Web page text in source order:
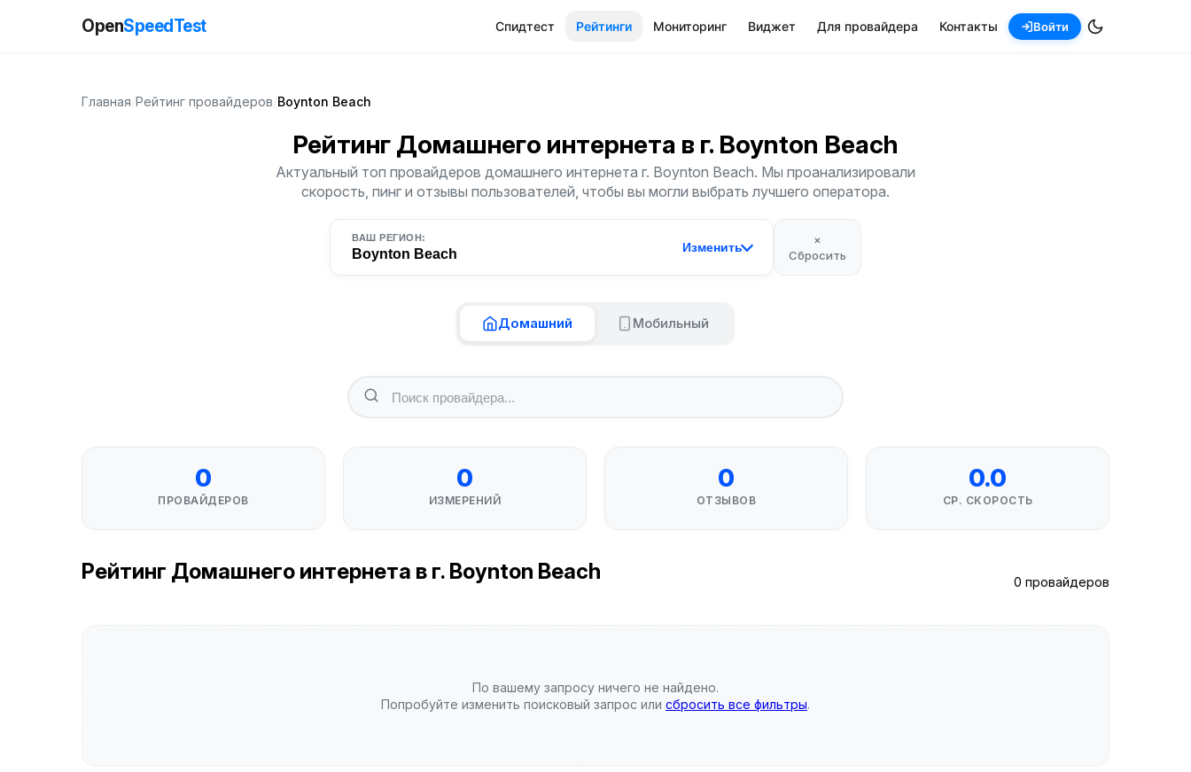
OpenSpeedTest Спидтест Рейтинги Мониторинг Виджет Для провайдера Контакты Войти
Главная Рейтинг провайдеров Boynton Beach
Рейтинг Домашнего интернета в г. Boynton Beach
Актуальный топ провайдеров домашнего интернета г. Boynton Beach. Мы проанализировали
скорость, пинг и отзывы пользователей, чтобы вы могли выбрать лучшего оператора.
ВАШ РЕГИОН:
Boynton Beach Изменить
×
Сбросить
Домашний Мобильный
0
ПРОВАЙДЕРОВ
0
ИЗМЕРЕНИЙ
0
ОТЗЫВОВ
0.0
СР. СКОРОСТЬ
Рейтинг Домашнего интернета в г. Boynton Beach 0 провайдеров
По вашему запросу ничего не найдено.
Попробуйте изменить поисковый запрос или сбросить все фильтры.